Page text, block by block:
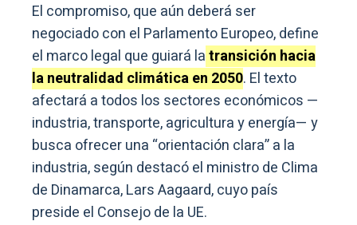
El compromiso, que aún deberá ser
negociado con el Parlamento Europeo, define
el marco legal que guiará latransición hacia
la neutralidad climática en 2050. El texto
afectará a todos los sectores económicos —
industria, transporte, agricultura y energía— y
busca ofrecer una “orientación clara” a la
industria, según destacó el ministro de Clima
de Dinamarca, Lars Aagaard, cuyo país
preside el Consejo de la UE.